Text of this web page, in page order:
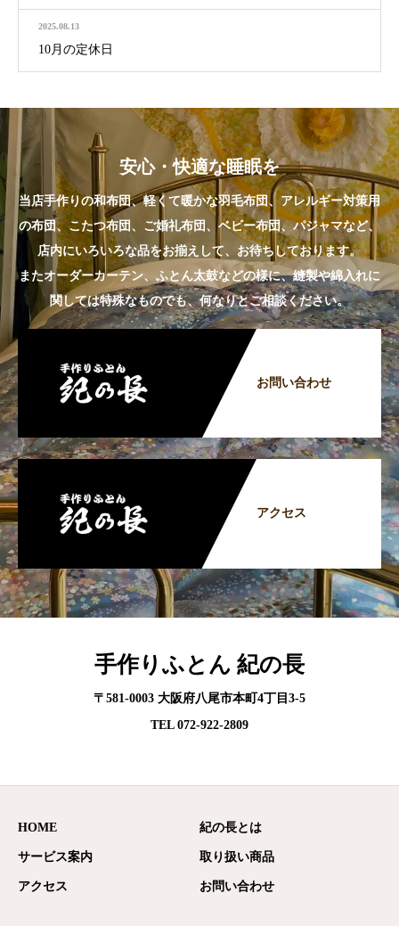
2025.08.13
10月の定休日
安心・快適な睡眠を
当店手作りの和布団、軽くて暖かな羽毛布団、アレルギー対策用
の布団、こたつ布団、ご婚礼布団、ベビー布団、パジャマなど、
店内にいろいろな品をお揃えして、お待ちしております。
またオーダーカーテン、ふとん太鼓などの様に、縫製や綿入れに
関しては特殊なものでも、何なりとご相談ください。
お問い合わせ
アクセス
手作りふとん 紀の長
〒581-0003 大阪府八尾市本町4丁目3-5
TEL 072-922-2809
HOME 紀の長とは
サービス案内 取り扱い商品
アクセス お問い合わせ